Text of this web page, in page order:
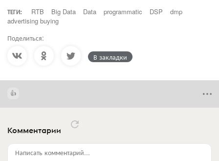
ТЕГИ:
RTB Big Data Data programmatic DSP
dmp
advertising buying
Поделиться:
В закладки
Комментарии
Написать комментарий...